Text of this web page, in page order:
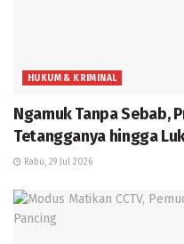
HUKUM & KRIMINAL
Ngamuk Tanpa Sebab,
Tetangganya hingga
Rabu, 29 Jul 2026